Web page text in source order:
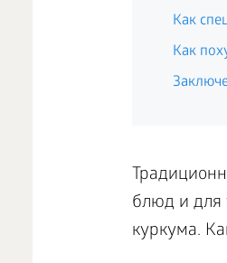
Как
Как
блюд и для
куркума.